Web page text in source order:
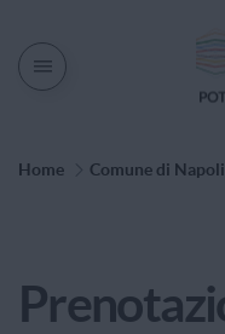
Men� di
Percorso di
Home Comune di Napoli
Categoria di